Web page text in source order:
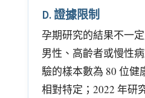
D. 證據限制
孕期研究的結果不一
男性、高齡者或慢性
驗的樣本數為 80 位健
相對特定；2022 年研